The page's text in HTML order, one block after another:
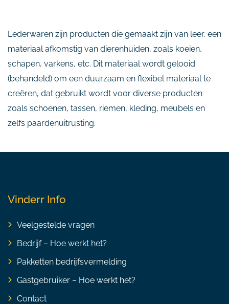
Lederwaren zijn producten die gemaakt zijn van leer, een
materiaal afkomstig van dierenhuiden, zoals koeien,
schapen, varkens, etc. Dit materiaal wordt gelooid
(behandeld) om een duurzaam en flexibel materiaal te
creëren, dat gebruikt wordt voor diverse producten
zoals schoenen, tassen, riemen, kleding, meubels en
zelfs paardenuitrusting.
Vinderr Info
Veelgestelde vragen
Bedrijf – Hoe werkt het?
Pakketten bedrijfsvermelding
Gastgebruiker – Hoe werkt het?
Contact